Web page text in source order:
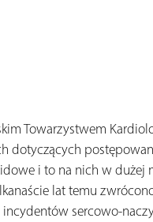
Towarzystwem
dotyczących
i to na nich w dużej
lat temu
sercowo-